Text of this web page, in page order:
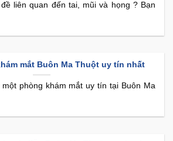
liên quan đến tai, mũi và họng ? Bạn
mắt Buôn Ma Thuột uy tín nhất
phòng khám mắt uy tín tại Buôn Ma